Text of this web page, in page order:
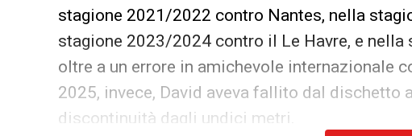
stagione 2021/2022 contro Nantes, nella
stagione 2023/2024 contro il Le Havre, e nella
oltre a un errore in amichevole internazionale
2025, invece, David aveva fallito dal dischetto
discontinuità dagli undici metri.